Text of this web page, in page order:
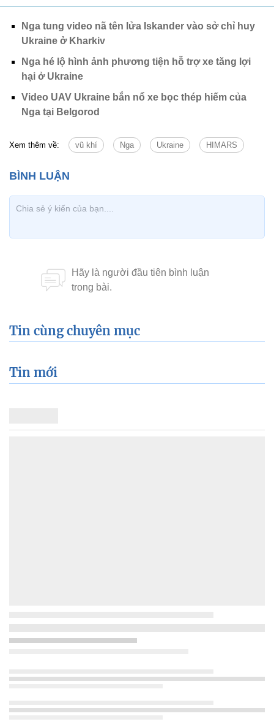
Nga tung video nã tên lửa Iskander vào sở chỉ huy
Ukraine ở Kharkiv
Nga hé lộ hình ảnh phương tiện hỗ trợ xe tăng lợi
hại ở Ukraine
Video UAV Ukraine bắn nổ xe bọc thép hiếm của
Nga tại Belgorod
Xem thêm về: vũ khí Nga Ukraine HIMARS
Tin cùng chuyên mục
Tin mới